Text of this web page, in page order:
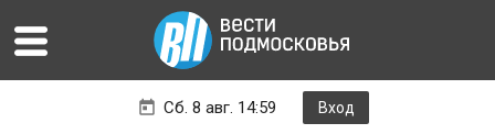
Сб. 8 авг. 14:59 Вход